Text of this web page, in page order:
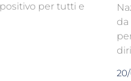
per tutti e
da